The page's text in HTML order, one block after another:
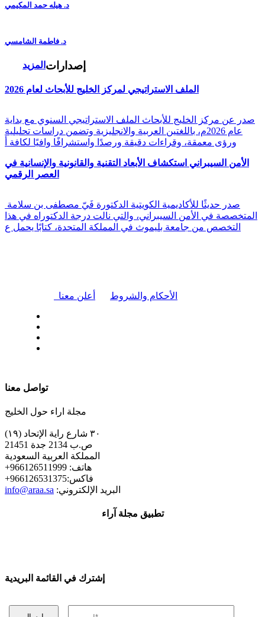
د. هيله حمد المكيمي
د. فاطمة الشامسي
المزيد إصدارات
الملف الاستراتيجي لمركز الخليج للأبحاث لعام 2026
صدر عن مركز الخليج للأبحاث الملف الاستراتيجي السنوي مع بداية
عام 2026م، باللغتين العربية والانجليزية وتضمن دراسات تحليلية
ورؤى معمقة، وقراءات دقيقة ورصدًا واستشرافًا وافيًا لكافة أ
الأمن السيبراني استكشاف الأبعاد التقنية والقانونية والإنسانية في
العصر الرقمي
المتخصصة في الأمن السيبراني، والتي نالت درجة الدكتوراه في هذا
التخصص من جامعة بليموث في المملكة المتحدة، كتابًا يحمل ع
أعلن معنا الأحكام والشروط
تواصل معنا
مجلة اراء حول الخليج
٣٠ شارع راية الإتحاد (١٩)
ص.ب 2134 جدة 21451
المملكة العربية السعودية
+هاتف: 966126511999
+فاكس:966126531375
info@araa.sa :البريد الإلكتروني
تطبيق مجلة آراء
إشترك في القائمة البريدية